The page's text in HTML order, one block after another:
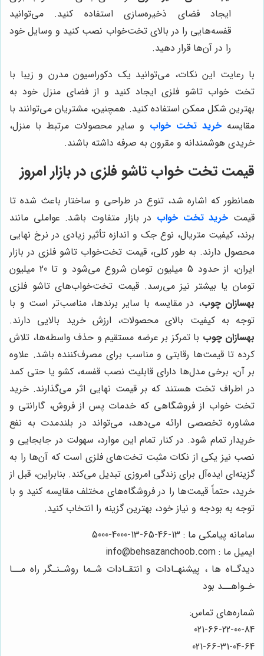
ایجاد فضای ذخیره‌سازی استفاده کنید. می‌توانید
قفسه‌هایی را در بالای تخت‌خواب نصب کنید و وسایل خود
را در آن‌ها قرار دهید.
با رعایت این نکات، می‌توانید یک دکوراسیون مدرن و زیبا با
تخت خواب تاشو فلزی ایجاد کنید و از فضای منزل خود به
بهترین شکل ممکن استفاده کنید. همچنین، مشتریان می‌توانند با
مقایسه خرید تخت خواب و سایر محصولات مرتبط با منزل،
خریدی هوشمندانه و مقرون به صرفه داشته باشند.
قیمت تخت خواب تاشو فلزی در بازار امروز
همانطور که اشاره شد، تنوع در طراحی و ساختار باعث شده تا
قیمت خرید تخت خواب در بازار متفاوت باشد. عواملی مانند
برند، کیفیت متریال، نوع جک و اندازه تأثیر زیادی در نرخ نهایی
محصول دارند. به طور کلی، قیمت تخت‌خواب تاشو فلزی در بازار
ایران، از حدود 5 میلیون تومان شروع می‌شود و تا 20 میلیون
تومان یا بیشتر نیز می‌رسد. قیمت تخت‌خواب‌های تاشو فلزی
بهسازان چوب، در مقایسه با سایر برندها، مناسب‌تر است و با
توجه به کیفیت بالای محصولات، ارزش خرید بالایی دارند.
بهسازان چوب با تمرکز بر عرضه مستقیم و حذف واسطه‌ها، تلاش
کرده تا قیمت‌ها رقابتی و مناسب برای مصرف‌کننده باشد. علاوه
بر آن، برخی مدل‌ها دارای قابلیت نصب قفسه، کشو یا حتی کمد
در اطراف تخت هستند که بر قیمت نهایی اثر می‌گذارند. خرید
تخت خواب از فروشگاهی که خدمات پس از فروش، گارانتی و
مشاوره تخصصی ارائه می‌دهد، می‌تواند در بلندمدت به نفع
خریدار تمام شود. در کنار تمام این موارد، سهولت در جابجایی و
نصب نیز یکی از نکات مثبت تخت‌های فلزی است که آن‌ها را به
گزینه‌ای ایده‌آل برای زندگی امروزی تبدیل می‌کند. بنابراین، قبل از
خرید، حتماً قیمت‌ها را در فروشگاه‌های مختلف مقایسه کنید و با
توجه به بودجه و نیاز خود، بهترین گزینه را انتخاب کنید.
سامانه پیامکی ما : 13-46-65-13-4000-5000
ایمیل ما : info@behsazanchoob.com
دیدگـاه ها ، پیشنهـادات و انتقـادات شـما روشـنـگر راه مــا
خـواهــد بود
شماره‌های تماس:
021-66-22-00-84
021-66-31-04-64